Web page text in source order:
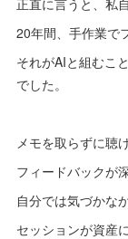
20年間、手作業で
それがAIと組むこ
でした。
メモを取らずに聴
フィードバックが
自分では気づかな
セッションが資産